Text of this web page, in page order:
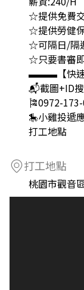
☆提供免費
☆提供勞健
☆可隔日/隔
☆只要書審
▬▬▬【快
📬截圖+ID
🎏0972-
🎠小雞投遞
打工地點
打工地點
桃園市觀音